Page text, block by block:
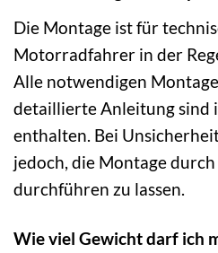
Die Montage ist für
Motorradfahrer in der
Alle notwendigen
detaillierte Anleitung sind
enthalten. Bei
jedoch, die Montage
durchführen zu lassen.
Wie viel Gewicht darf ich